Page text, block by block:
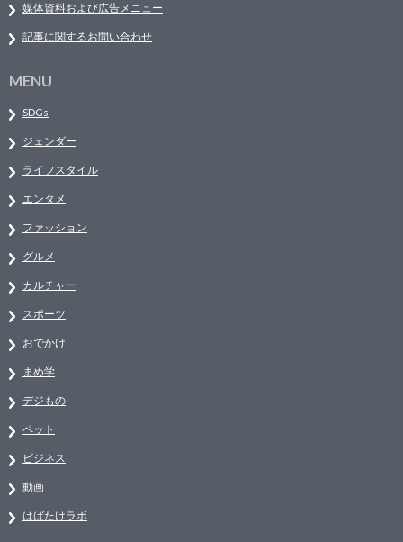
媒体資料および広告メニュー
記事に関するお問い合わせ
MENU
SDGs
ジェンダー
ライフスタイル
エンタメ
ファッション
グルメ
カルチャー
スポーツ
おでかけ
まめ学
デジもの
ペット
ビジネス
動画
はばたけラボ